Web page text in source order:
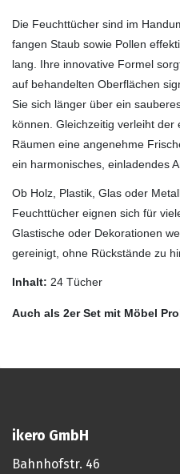
Die Feuchttücher sind im
fangen Staub sowie Pollen
lang. Ihre innovative Formel
auf behandelten Oberflächen
Sie sich länger über ein
können. Gleichzeitig verleiht
Räumen eine angenehme
ein harmonisches, einladendes
Ob Holz, Plastik, Glas oder
Feuchttücher eignen sich für
Glastische oder Dekorationen
gereinigt, ohne Rückstände zu
Inhalt: 24 Tücher
Auch als 2er Set mit Möbel
ikero GmbH
Bahnhofstr. 46